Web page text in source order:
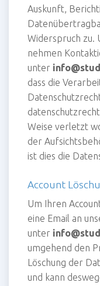
Auskunft,
Widerspruch zu.
nehmen
unter
dass die
Weise verletzt
der
ist dies die
Account
Um Ihren
eine Email an
unter
umgehend den
Löschung der
und kann